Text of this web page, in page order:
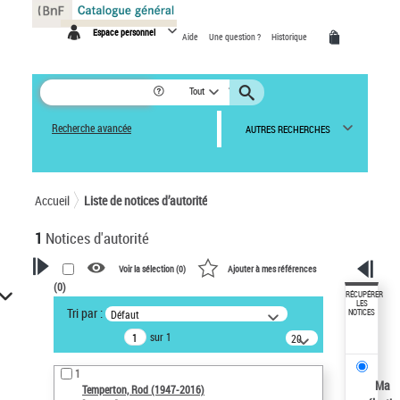
Espace personnel Aide Une question ? Historique
Tout
Recherche avancée AUTRES RECHERCHES
Accueil Liste de notices d’autorité
1 Notices d'autorité
VOTRE RECHERCHE
Recherche avancée dans les
notices d’autorité
Œuvres liées à l'auteur :
Temperton, Rod (1947-2016)
Voir la sélection (0) Ajouter à mes références
(0)
Tri par : Défaut
sur 1
20
résultats/page
1
Temperton, Rod (1947-2016)
RÉCUPÉRER
LES
NOTICES
Ma
Panneau de gestion des cookies